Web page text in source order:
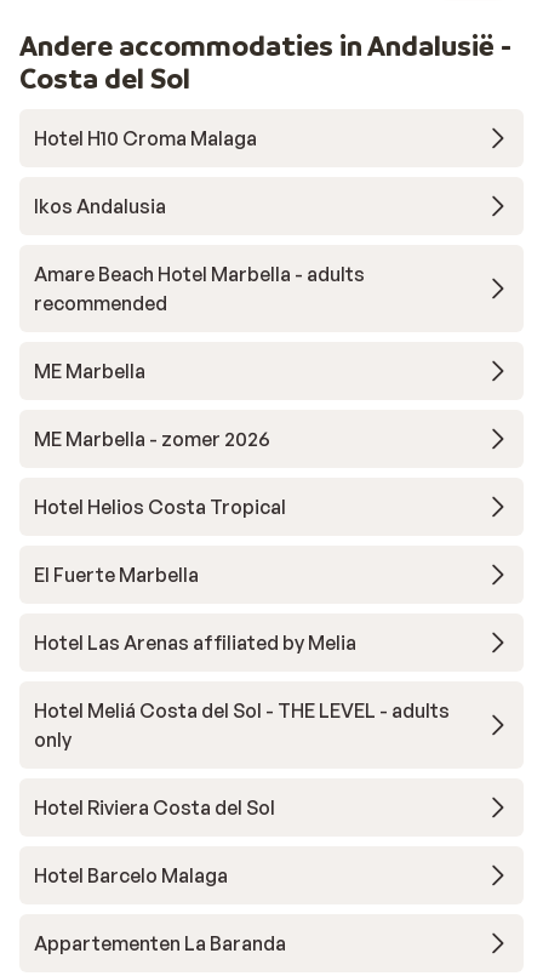
Andere accommodaties in Andalusië -
Costa del Sol
Hotel H10 Croma Malaga
Ikos Andalusia
Amare Beach Hotel Marbella - adults
recommended
ME Marbella
ME Marbella - zomer 2026
Hotel Helios Costa Tropical
El Fuerte Marbella
Hotel Las Arenas affiliated by Melia
Hotel Meliá Costa del Sol - THE LEVEL - adults
only
Hotel Riviera Costa del Sol
Hotel Barcelo Malaga
Appartementen La Baranda